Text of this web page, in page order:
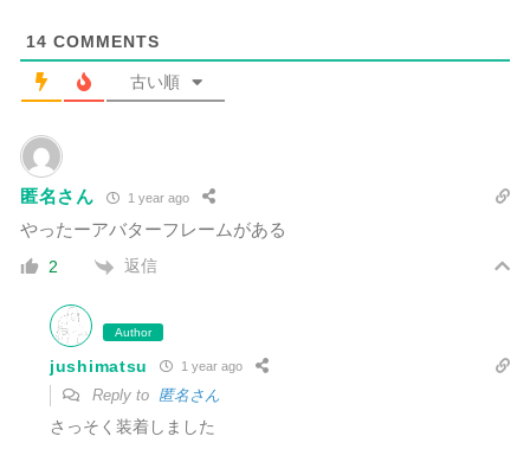
14 COMMENTS
古い順
匿名さん 1 year ago
やったーアバターフレームがある
2 返信
Author
jushimatsu 1 year ago
Reply to 匿名さん
さっそく装着しました